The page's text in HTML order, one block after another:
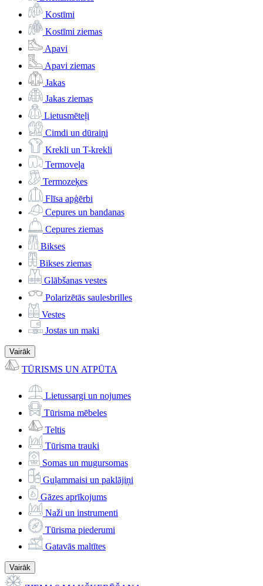
Kostīmi
Kostīmi ziemas
Apavi
Apavi ziemas
Jakas
Jakas ziemas
Lietusmēteļi
Cimdi un dūraiņi
Krekli un T-krekli
Termoveļa
Termozeķes
Flīsa apģērbi
Cepures un bandanas
Cepures ziemas
Bikses
Bikses ziemas
Glābšanas vestes
Polarizētās saulesbrilles
Vestes
Jostas un maki
Vairāk
TŪRISMS UN ATPŪTA
Lietussargi un nojumes
Tūrisma mēbeles
Teltis
Tūrisma trauki
Somas un mugursomas
Guļammaisi un paklājiņi
Gāzes aprīkojums
Naži un instrumenti
Tūrisma piederumi
Gatavās maltītes
Vairāk